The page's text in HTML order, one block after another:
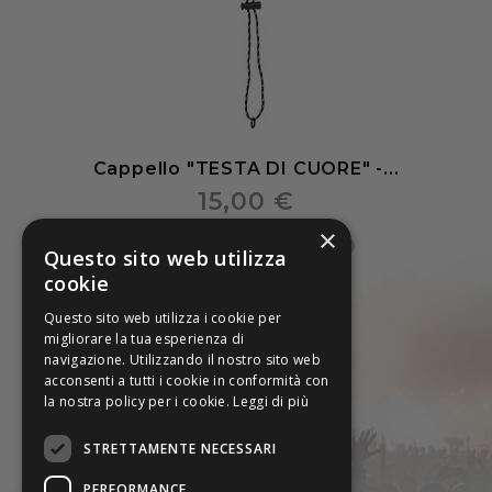
Cappello "TESTA DI CUORE" -...
15,00 €
×
Questo sito web utilizza
cookie
Questo sito web utilizza i cookie per
migliorare la tua esperienza di
navigazione. Utilizzando il nostro sito web
acconsenti a tutti i cookie in conformità con
la nostra policy per i cookie. Leggi di più
STRETTAMENTE NECESSARI